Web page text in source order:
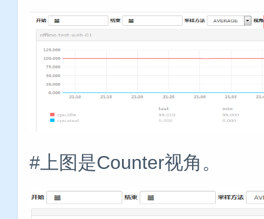
#上图是Counter视角。